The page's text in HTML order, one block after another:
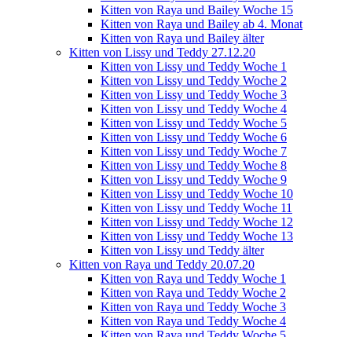
Kitten von Raya und Bailey Woche 15
Kitten von Raya und Bailey ab 4. Monat
Kitten von Raya und Bailey älter
Kitten von Lissy und Teddy 27.12.20
Kitten von Lissy und Teddy Woche 1
Kitten von Lissy und Teddy Woche 2
Kitten von Lissy und Teddy Woche 3
Kitten von Lissy und Teddy Woche 4
Kitten von Lissy und Teddy Woche 5
Kitten von Lissy und Teddy Woche 6
Kitten von Lissy und Teddy Woche 7
Kitten von Lissy und Teddy Woche 8
Kitten von Lissy und Teddy Woche 9
Kitten von Lissy und Teddy Woche 10
Kitten von Lissy und Teddy Woche 11
Kitten von Lissy und Teddy Woche 12
Kitten von Lissy und Teddy Woche 13
Kitten von Lissy und Teddy älter
Kitten von Raya und Teddy 20.07.20
Kitten von Raya und Teddy Woche 1
Kitten von Raya und Teddy Woche 2
Kitten von Raya und Teddy Woche 3
Kitten von Raya und Teddy Woche 4